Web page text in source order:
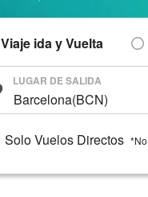
Viaje ida y Vuelta
LUGAR DE SALIDA
Solo Vuelos Directos